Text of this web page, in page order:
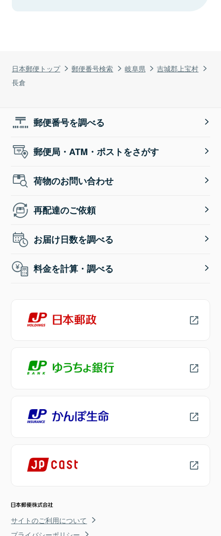
日本郵便トップ 郵便番号検索 岐阜県
吉城郡上宝村
長倉
郵便番号を調べる
郵便局・ATM・ポストをさがす
荷物のお問い合わせ
再配達のご依頼
お届け日数を調べる
料金を計算・調べる
サイトのご利用について